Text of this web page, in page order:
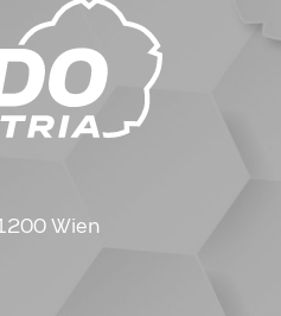
Wien